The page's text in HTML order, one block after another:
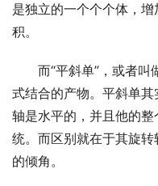
是独立的一个个个体，
积。
而“平斜单”，或者叫
式结合的产物。平斜单
轴是水平的，并且他的
统。而区别就在于其旋
的倾角。